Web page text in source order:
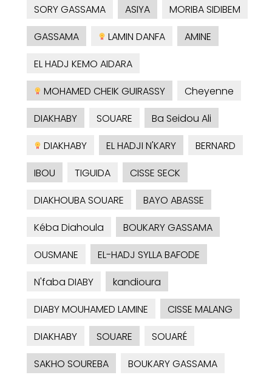
SORY GASSAMA ASIYA
MORIBA SIDIBEM
GASSAMA
LAMIN DANFA
AMINE
EL HADJ KEMO AIDARA
MOHAMED CHEIK GUIRASSY
Cheyenne
DIAKHABY
SOUARE
Ba Seidou Ali
DIAKHABY
EL HADJI N'KARY
BERNARD
IBOU
TIGUIDA
CISSE SECK
DIAKHOUBA SOUARE
BAYO ABASSE
Kéba Diahoula
BOUKARY GASSAMA
OUSMANE
EL-HADJ SYLLA BAFODE
N'faba DIABY
kandioura
DIABY MOUHAMED LAMINE
CISSE MALANG
DIAKHABY
SOUARE
SOUARÉ
SAKHO SOUREBA
BOUKARY GASSAMA